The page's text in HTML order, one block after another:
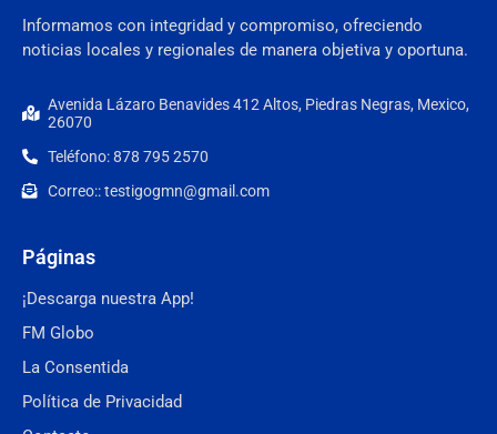
Informamos con integridad y compromiso, ofreciendo
noticias locales y regionales de manera objetiva y oportuna.
Avenida Lázaro Benavides 412 Altos, Piedras Negras, Mexico,
26070
Teléfono: 878 795 2570
Correo:: testigogmn@gmail.com
Páginas
¡Descarga nuestra App!
FM Globo
La Consentida
Política de Privacidad